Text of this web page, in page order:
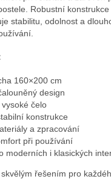
Robustní
stabilitu, odolnost a
160×200 cm
design
čelo
konstrukce
a zpracování
při používání
moderních i klasických
řešením pro